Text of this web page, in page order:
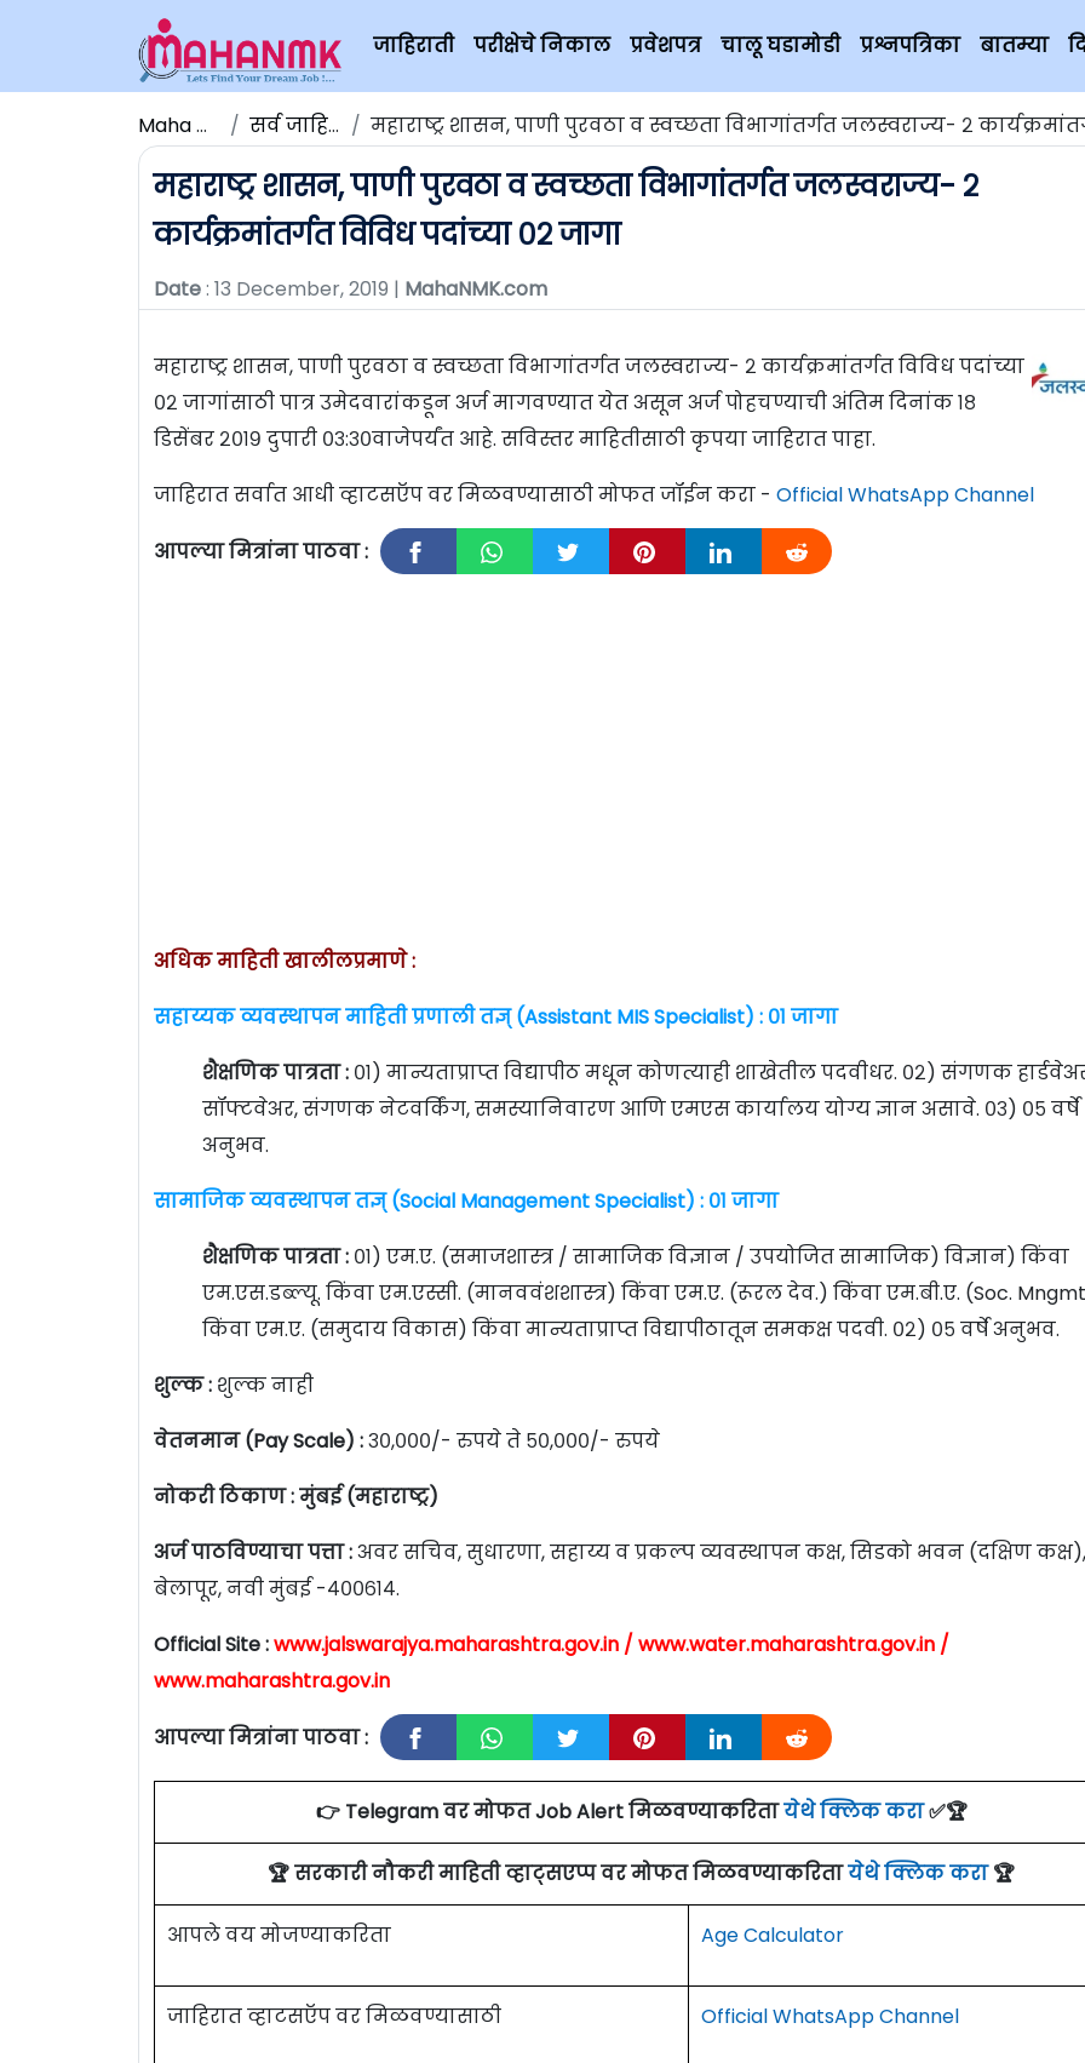
जाहिराती परीक्षेचे निकाल प्रवेशपत्र चालू घडामोडी प्रश्नपत्रिका बातम्या
Maha NMK सर्व जाहिराती महाराष्ट्र शासन, पाणी पुरवठा व स्वच्छता विभागांतर्गत जलस्वराज्य- २ कार्यक्रमांतर्गत विविध पदांच्या ०२
महाराष्ट्र शासन, पाणी पुरवठा व स्वच्छता विभागांतर्गत जलस्वराज्य- २
कार्यक्रमांतर्गत विविध पदांच्या ०२ जागा
Date: 13 December, 2019 | MahaNMK.com
महाराष्ट्र शासन, पाणी पुरवठा व स्वच्छता विभागांतर्गत जलस्वराज्य- २ कार्यक्रमांतर्गत विविध पदांच्या
०२ जागांसाठी पात्र उमेदवारांकडून अर्ज मागवण्यात येत असून अर्ज पोहचण्याची अंतिम दिनांक १८
डिसेंबर २०१९ दुपारी ०३:३०वाजेपर्यंत आहे. सविस्तर माहितीसाठी कृपया जाहिरात पाहा.
जाहिरात सर्वात आधी व्हाटसऍप वर मिळवण्यासाठी मोफत जॉईन करा - Official WhatsApp Channel
आपल्या मित्रांना पाठवा :
अधिक माहिती खालीलप्रमाणे :
सहाय्यक व्यवस्थापन माहिती प्रणाली तज्ञ् (Assistant MIS Specialist) : ०१ जागा
शैक्षणिक पात्रता : ०१) मान्यताप्राप्त विद्यापीठ मधून कोणत्याही शाखेतील पदवीधर. ०२) संगणक
सॉफ्टवेअर, संगणक नेटवर्किंग, समस्यानिवारण आणि एमएस कार्यालय योग्य ज्ञान असावे. ०३) ०५ वर्षे
अनुभव.
सामाजिक व्यवस्थापन तज्ञ् (Social Management Specialist) : ०१ जागा
शैक्षणिक पात्रता : ०१) एम.ए. (समाजशास्त्र / सामाजिक विज्ञान / उपयोजित सामाजिक) विज्ञान) किंवा
एम.एस.डब्ल्यू. किंवा एम.एस्सी. (मानववंशशास्त्र) किंवा एम.ए. (रूरल देव.) किंवा एम.बी.ए. (Soc.
किंवा एम.ए. (समुदाय विकास) किंवा मान्यताप्राप्त विद्यापीठातून समकक्ष पदवी. ०२) ०५ वर्षे अनुभव.
शुल्क : शुल्क नाही
वेतनमान (Pay Scale) :३०,०००/- रुपये ते ५०,०००/- रुपये
नोकरी ठिकाण : मुंबई (महाराष्ट्र)
अर्ज पाठविण्याचा पत्ता :अवर सचिव, सुधारणा, सहाय्य व प्रकल्प व्यवस्थापन कक्ष, सिडको भवन (दक्षिण कक्ष),
बेलापूर, नवी मुंबई -४००६१४.
Official Site :www.jalswarajya.maharashtra.gov.in / www.water.maharashtra.gov.in /
www.maharashtra.gov.in
आपल्या मित्रांना पाठवा :
👉 Telegram वर मोफत Job Alert मिळवण्याकरितायेथे क्लिक करा✅🏆
🏆 सरकारी नौकरी माहिती व्हाट्सएप्प वर मोफत मिळवण्याकरितायेथे क्लिक करा🏆
आपले वय मोजण्याकरिता Age Calculator
जाहिरात व्हाटसऍप वर मिळवण्यासाठी Official WhatsApp Channel